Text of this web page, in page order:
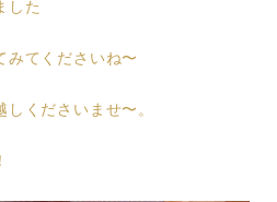
した
みてくださいね〜
くださいませ〜。